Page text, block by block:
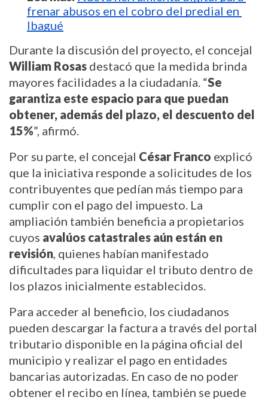
frenar abusos en el cobro del predial en
Ibagué
William Rosas destacó que la medida brinda
mayores facilidades a la ciudadanía. “Se
garantiza este espacio para que puedan
obtener, además del plazo, el descuento del
15%”, afirmó.
Por su parte, el concejal César Franco explicó
que la iniciativa responde a solicitudes de los
contribuyentes que pedían más tiempo para
cumplir con el pago del impuesto. La
ampliación también beneficia a propietarios
cuyos avalúos catastrales aún están en
revisión , quienes habían manifestado
dificultades para liquidar el tributo dentro de
los plazos inicialmente establecidos.
Para acceder al beneficio, los ciudadanos
pueden descargar la factura a través del portal
tributario disponible en la página oficial del
municipio y realizar el pago en entidades
bancarias autorizadas. En caso de no poder
obtener el recibo en línea, también se puede